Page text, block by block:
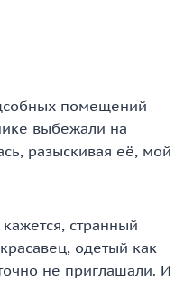
помещений
выбежали на
разыскивая её, мой
странный
одетый как
не приглашали. И